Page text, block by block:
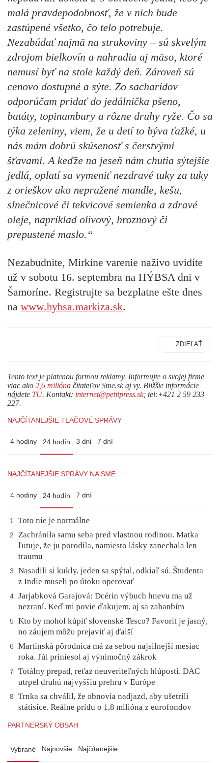
malá pravdepodobnosť, že v nich bude
zastúpené všetko, čo telo potrebuje.
Nezabúdať najmä na strukoviny – sú skvelým
zdrojom bielkovín a nahradia aj mäso, ktoré
nemusí byť na stole každý deň. Zároveň sú
cenovo dostupné a sýte. Zo sacharidov
odporúčam pridať do jedálnička pšeno,
batáty, topinambury a rôzne druhy ryže. Čo sa
týka zeleniny, viem, že u detí to býva ťažké, u
nás mám dobrú skúsenosť s čerstvými
šťavami. A keďže na jeseň nám chutia sýtejšie
jedlá, oplatí sa vymeniť nezdravé tuky za tuky
z orieškov ako nepražené mandle, kešu,
slnečnicové či tekvicové semienka a zdravé
oleje, napríklad olivový, hroznový či
prepustené maslo.“
Nezabudnite, Mirkine varenie naživo uvidíte
už v sobotu 16. septembra na HÝBSA dni v
Šamoríne. Registrujte sa bezplatne ešte dnes
na www.hybsa.markiza.sk.
ZDIEĽAŤ
Tento text je platenou formou reklamy. Informujte o svojej firme
viac ako 2,6 milióna čitateľov Sme.sk aj vy. Bližšie informácie
nájdete TU. Kontakt: internet@petitpress.sk; tel:+421 2 59 233
227.
NAJČÍTANEJŠIE TLAČOVÉ SPRÁVY
4 hodiny 24 hodín 3 dni 7 dní
NAJČÍTANEJŠIE SPRÁVY NA SME
4 hodiny 24 hodín 7 dní
1 Toto nie je normálne
2
Zachránila samu seba pred vlastnou rodinou. Matka
ľutuje, že ju porodila, namiesto lásky zanechala len
traumu
3
Nasadili si kukly, jeden sa spýtal, odkiaľ sú. Študenta
z Indie museli po útoku operovať
4 Jarjabková Garajová: Dcérin výbuch hnevu ma už
nezraní. Keď mi povie ďakujem, aj sa zahanbím
5
Kto by mohol kúpiť slovenské Tesco? Favorit je jasný,
no záujem môžu prejaviť aj ďalší
6
Martinská pôrodnica má za sebou najsilnejší mesiac
roka. Júl priniesol aj výnimočný zákrok
7
Totálny prepad, reťaz neuveriteľných hlúpostí. DAC
utrpel druhú najvyššiu prehru v Európe
8
Trnka sa chválil, že obnovia nadjazd, aby ušetrili
státisíce. Reálne prídu o 1,8 milióna z eurofondov
PARTNERSKÝ OBSAH
Vybrané Najnovšie Najčítanejšie